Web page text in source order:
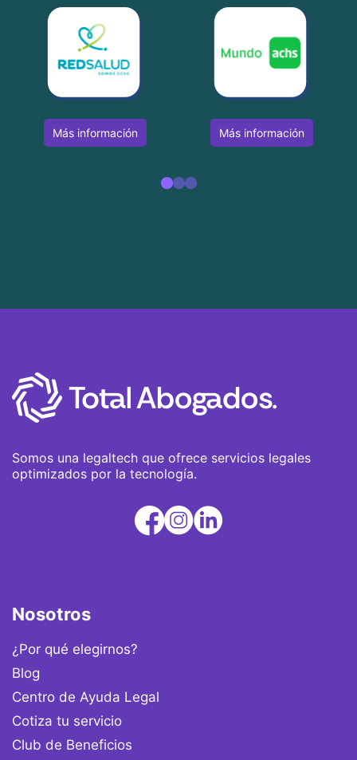
Más información Más información
Somos una legaltech que ofrece servicios legales
optimizados por la tecnología.
Nosotros
¿Por qué elegirnos?
Blog
Centro de Ayuda Legal
Cotiza tu servicio
Club de Beneficios